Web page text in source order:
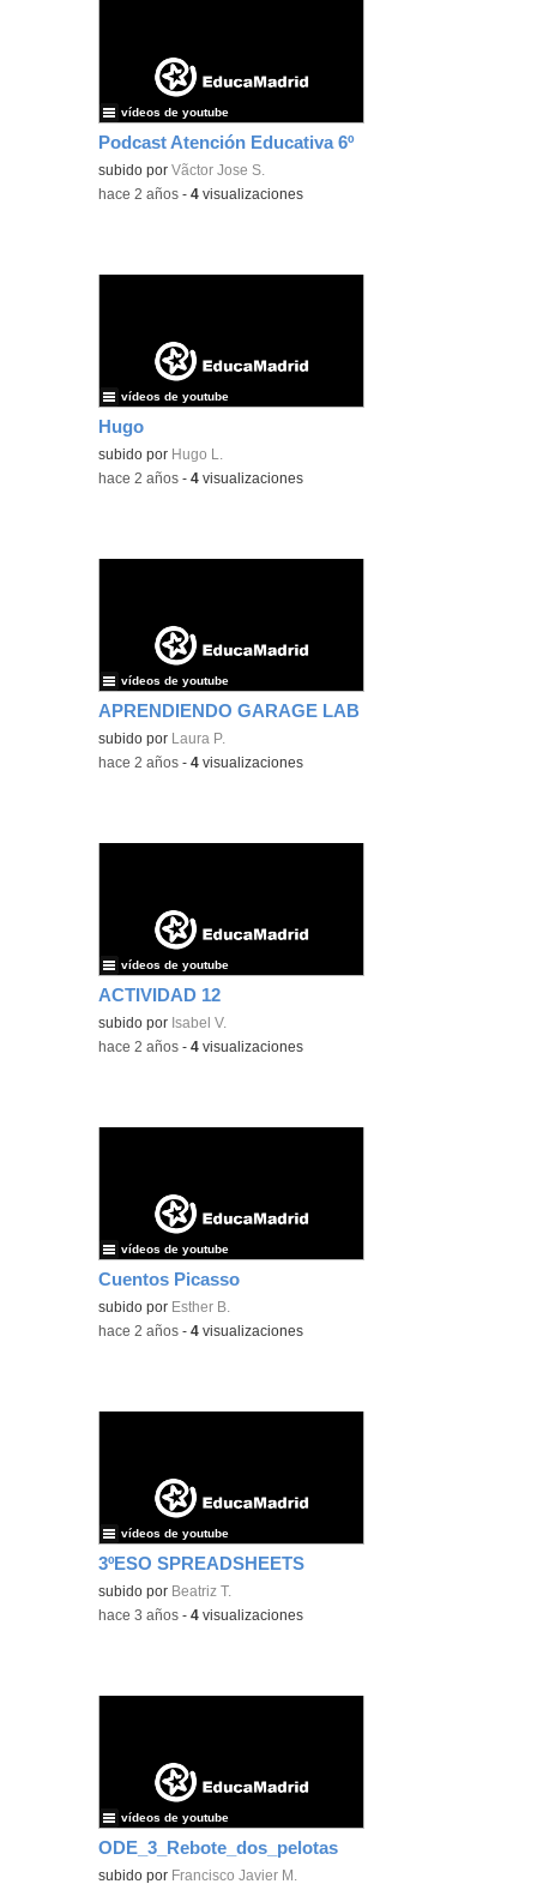
Podcast Atención Educativa 6º
subido porVã­ctor Jose S.
vídeos de youtube
-hace 2 años -4 visualizaciones
Hugo
subido por Hugo L.
vídeos de youtube
-hace 2 años -4 visualizaciones
APRENDIENDO GARAGE LAB
subido por Laura P.
vídeos de youtube
-hace 2 años -4 visualizaciones
ACTIVIDAD 12
subido por Isabel V.
vídeos de youtube
-hace 2 años -4 visualizaciones
Cuentos Picasso
subido por Esther B.
vídeos de youtube
-hace 2 años -4 visualizaciones
3ºESO SPREADSHEETS
subido por Beatriz T.
vídeos de youtube
-hace 3 años -4 visualizaciones
ODE_3_Rebote_dos_pelotas
subido por Francisco Javier M.
vídeos de youtube